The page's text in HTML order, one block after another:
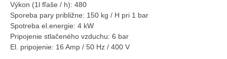
Výkon (1l fľaše / h): 480
Sporeba pary približne: 150 kg / H pri 1 bar
Spotreba el.energie: 4 kW
Pripojenie stlačeného vzduchu: 6 bar
El. pripojenie: 16 Amp / 50 Hz / 400 V